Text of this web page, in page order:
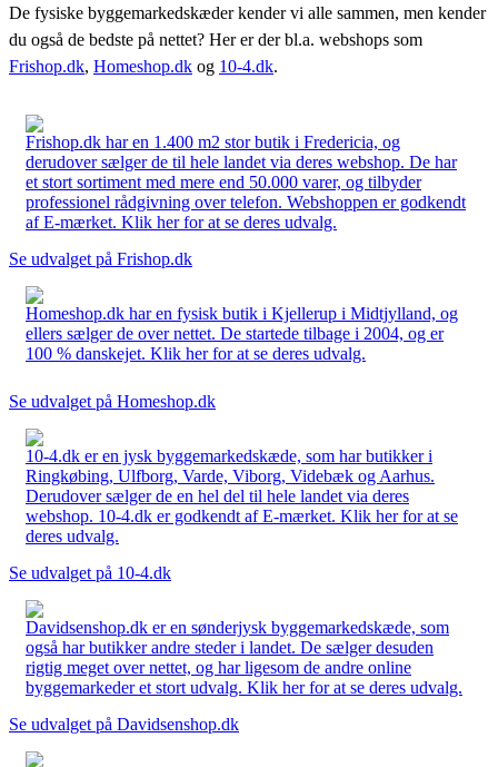
De fysiske byggemarkedskæder kender vi alle sammen, men kender
du også de bedste på nettet? Her er der bl.a. webshops som
Frishop.dk, Homeshop.dk og 10-4.dk.
Frishop.dk har en 1.400 m2 stor butik i Fredericia, og
derudover sælger de til hele landet via deres webshop. De har
et stort sortiment med mere end 50.000 varer, og tilbyder
professionel rådgivning over telefon. Webshoppen er godkendt
af E-mærket. Klik her for at se deres udvalg.
Se udvalget på Frishop.dk
Homeshop.dk har en fysisk butik i Kjellerup i Midtjylland, og
ellers sælger de over nettet. De startede tilbage i 2004, og er
100 % danskejet. Klik her for at se deres udvalg.
Se udvalget på Homeshop.dk
10-4.dk er en jysk byggemarkedskæde, som har butikker i
Ringkøbing, Ulfborg, Varde, Viborg, Videbæk og Aarhus.
Derudover sælger de en hel del til hele landet via deres
webshop. 10-4.dk er godkendt af E-mærket. Klik her for at se
deres udvalg.
Se udvalget på 10-4.dk
Davidsenshop.dk er en sønderjysk byggemarkedskæde, som
også har butikker andre steder i landet. De sælger desuden
rigtig meget over nettet, og har ligesom de andre online
byggemarkeder et stort udvalg. Klik her for at se deres udvalg.
Se udvalget på Davidsenshop.dk